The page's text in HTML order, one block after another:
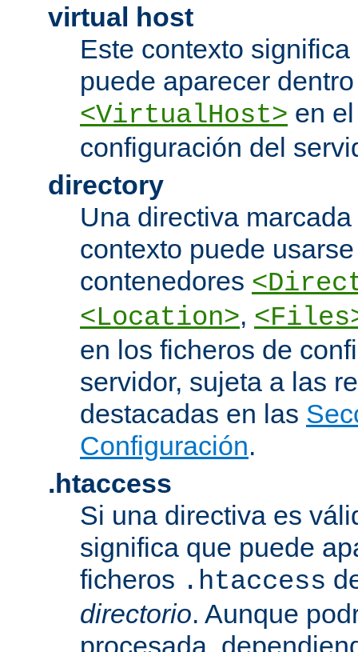
virtual host
Este contexto
puede aparecer
<VirtualHost> en
configuración del
directory
Una directiva
contexto puede
contenedores
<Location>,
en los ficheros de
servidor, sujeta a las
destacadas en las
Configuración.
.htaccess
Si una directiva es
significa que puede
ficheros .htaccess
directorio. Aunque
procesada,